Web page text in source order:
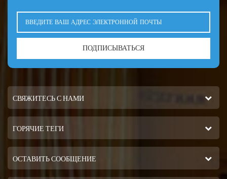
ПОДПИСЫВАТЬСЯ
СВЯЖИТЕСЬ С НАМИ
ГОРЯЧИЕ ТЕГИ
ОСТАВИТЬ СООБЩЕНИЕ